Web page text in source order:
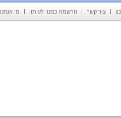
צור קשר הרשמה כמנוי לעיתון מי אנחנו